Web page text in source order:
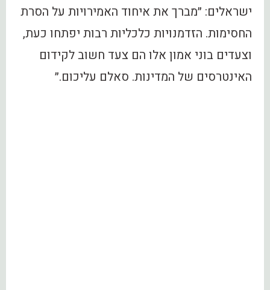
ישראלים: ״מברך את איחוד האמירויות על הסרת
החסימות. הזדמנויות כלכליות רבות יפתחו כעת,
וצעדים בוני אמון אלו הם צעד חשוב לקידום
האינטרסים של המדינות. סאלם עליכום.״